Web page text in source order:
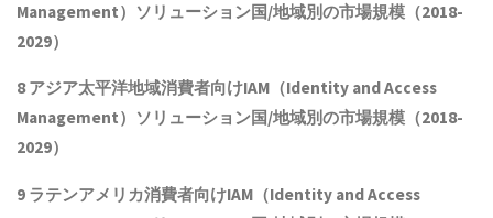
Management）ソリューション国/地域別の市場規模（2018-
2029）
8 アジア太平洋地域消費者向けIAM（Identity and Access
Management）ソリューション国/地域別の市場規模（2018-
2029）
9 ラテンアメリカ消費者向けIAM（Identity and Access